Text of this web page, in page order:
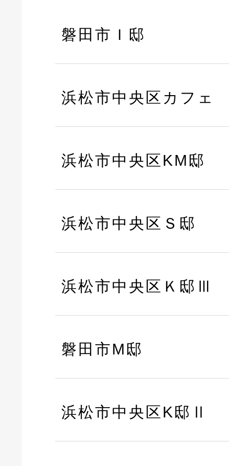
磐田市Ｉ邸
浜松市中央区カフェ
浜松市中央区KM邸
浜松市中央区Ｓ邸
浜松市中央区Ｋ邸Ⅲ
磐田市M邸
浜松市中央区K邸Ⅱ